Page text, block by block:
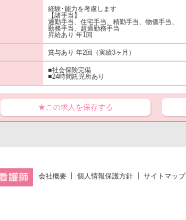
経験･能力を考慮します
【諸手当】
通勤手当、住宅手当、精勤手当、物価手当、
勤務手当、超過勤務手当
昇給あり 年1回
賞与あり 年2回（実績3ヶ月）
■社会保険完備
■24時間託児所あり
★この求人を保存する
会社概要 個人情報保護方針 サイトマップ